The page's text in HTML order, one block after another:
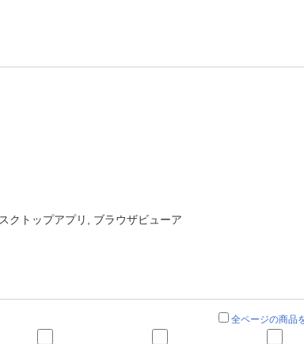
クトップアプリ, ブラウザビューア
全ページの商品